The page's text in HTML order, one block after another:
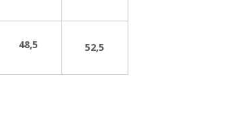
48,5 52,5